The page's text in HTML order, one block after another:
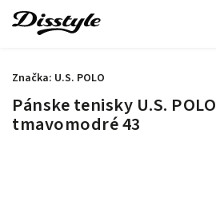
Pánske tenisky U.S. POLO
tmavomodré 43
Značka: U.S. POLO